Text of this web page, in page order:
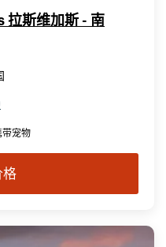
拉斯维加斯 - 南
带宠物
格